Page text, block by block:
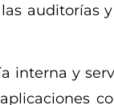
auditorías
interna y